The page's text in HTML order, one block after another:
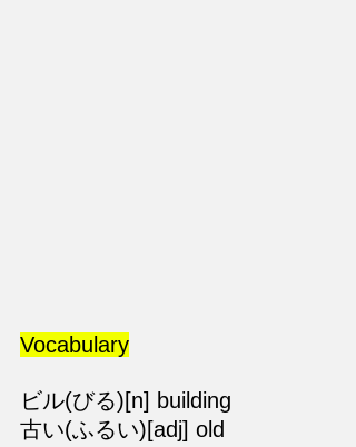
Vocabulary
ビル(びる)[n] building
古い(ふるい)[adj] old